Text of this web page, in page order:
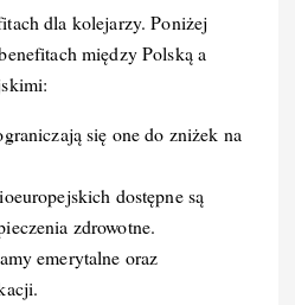
dla kolejarzy. Poniżej
między Polską a
się one do zniżek na
dostępne są
zdrowotne.
emerytalne oraz